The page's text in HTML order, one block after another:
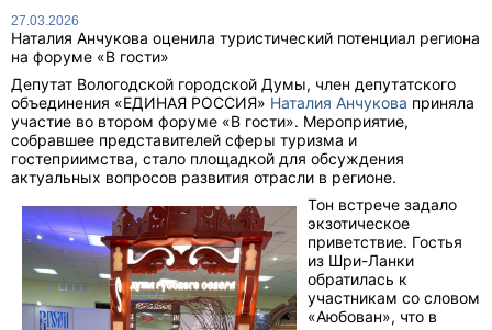
27.03.2026
Наталия Анчукова оценила туристический потенциал региона
на форуме «В гости»
Депутат Вологодской городской Думы, член депутатского
объединения «ЕДИНАЯ РОССИЯ» Наталия Анчукова приняла
участие во втором форуме «В гости». Мероприятие,
собравшее представителей сферы туризма и
гостеприимства, стало площадкой для обсуждения
актуальных вопросов развития отрасли в регионе.
Тон встрече задало
экзотическое
приветствие. Гостья
из Шри-Ланки
обратилась к
участникам со словом
«Аюбован», что в